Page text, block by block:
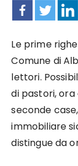
Le prime
Comune di
lettori.
di pastori,
seconde
immobiliare
distingue da